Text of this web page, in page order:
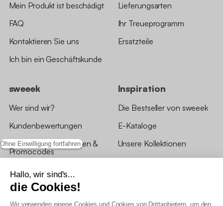
Ohne Einwilligung fortfahren
Hallo, wir sind's...
die Cookies!
Wir verwenden eigene Cookies und Cookies von Drittanbietern, um den
Mein Produkt ist beschädigt
FAQ
Kontaktieren Sie uns
Ich bin ein Geschäftskunde
Lieferungsarten
Ihr Treueprogramm
Ersatzteile
sweeek
Wer sind wir?
Kundenbewertungen
*Angebotsbedingungen &
Promocodes
Bewertungen von sweeek
Unsere Geschäfte
Inspiration
Die Bestseller von sweeek
E-Kataloge
Unsere Kollektionen